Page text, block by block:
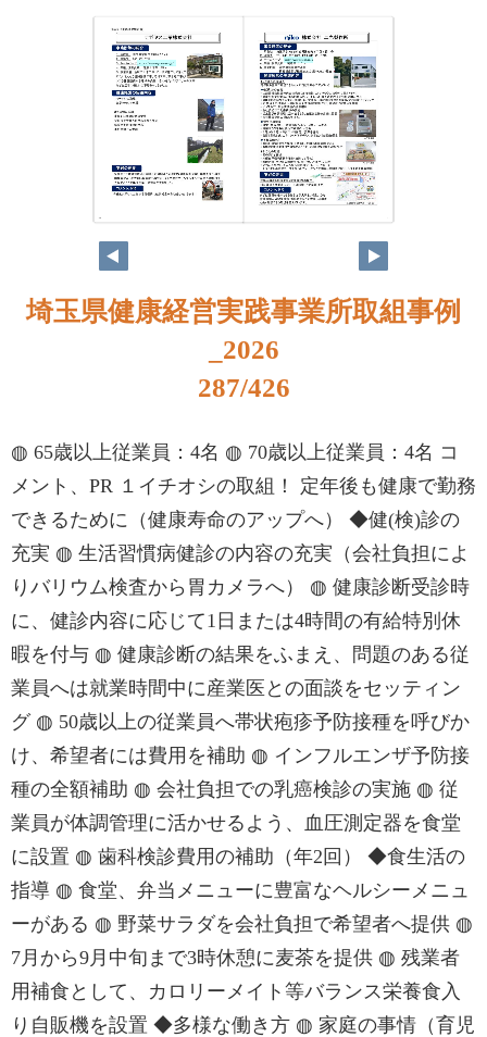
270
埼玉県健康経営実践事業所取組事例
_2026
287/426
◍ 65歳以上従業員：4名 ◍ 70歳以上従業員：4名 コ
メント、PR １イチオシの取組！ 定年後も健康で勤務
できるために（健康寿命のアップへ） ◆健(検)診の
充実 ◍ 生活習慣病健診の内容の充実（会社負担によ
りバリウム検査から胃カメラへ） ◍ 健康診断受診時
に、健診内容に応じて1日または4時間の有給特別休
暇を付与 ◍ 健康診断の結果をふまえ、問題のある従
業員へは就業時間中に産業医との面談をセッティン
グ ◍ 50歳以上の従業員へ帯状疱疹予防接種を呼びか
け、希望者には費用を補助 ◍ インフルエンザ予防接
種の全額補助 ◍ 会社負担での乳癌検診の実施 ◍ 従
業員が体調管理に活かせるよう、血圧測定器を食堂
に設置 ◍ 歯科検診費用の補助（年2回） ◆食生活の
指導 ◍ 食堂、弁当メニューに豊富なヘルシーメニュ
ーがある ◍ 野菜サラダを会社負担で希望者へ提供 ◍
7月から9月中旬まで3時休憩に麦茶を提供 ◍ 残業者
用補食として、カロリーメイト等バランス栄養食入
り自販機を設置 ◆多様な働き方 ◍ 家庭の事情（育児